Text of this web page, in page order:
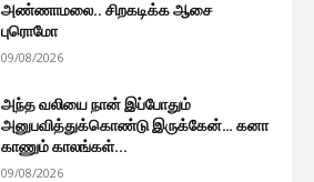
அண்ணாமலை.. சிறகடிக்க ஆசை
புரொமோ
09/08/2026
அந்த வலியை நான் இப்போதும்
அனுபவித்துக்கொண்டு இருக்கேன்… கனா
காணும் காலங்கள்...
09/08/2026